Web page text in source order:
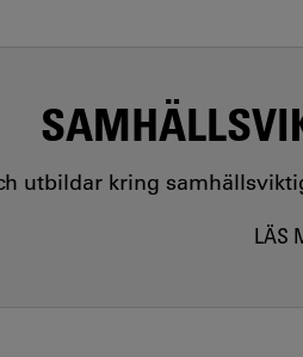
utbildar kring
LÄS